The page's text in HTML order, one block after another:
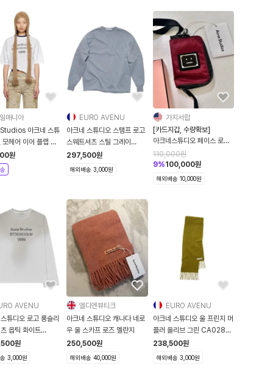
매니아
아크네 스튜
모헤어 이어 플랩 후
트원
EURO AVENU
아크네 스튜디오 스탬프 로고
스웨트셔츠 스틸 그레이
BI0138
297,500원
해외배송 3,000원
가지서랍
[카드지갑, 수량확보]
아크네스튜디오 페이스 로고
반지갑 체인포함 버건디컬러 /
AS-IS
110,000원
9%100,000원
해외배송 10,000원
AVENU
튜디오 로고 롱슬리
옵틱 화이트
183
원
3,000원
엘디엔뷰티크
아크네 스튜디오 캐나다 네로
우 울 스카프 로즈 멜란지
250,500원
해외배송 40,000원
EURO AVENU
아크네 스튜디오 울 프린지 머
플러 올리브 그린 CA0283
AB7 CA028
238,500원
해외배송 3,000원